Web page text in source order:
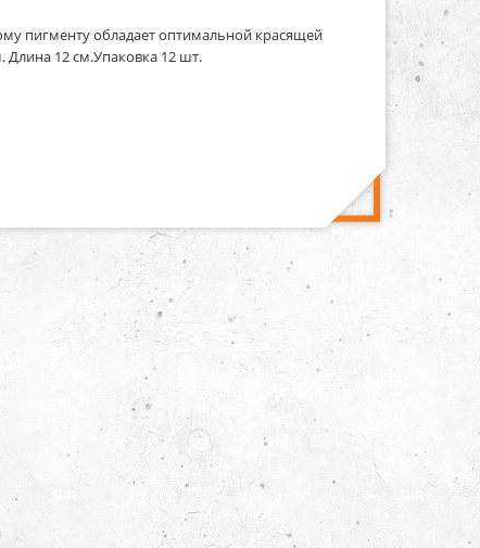
пигменту обладает оптимальной красящей
Длина 12 см.Упаковка 12 шт.